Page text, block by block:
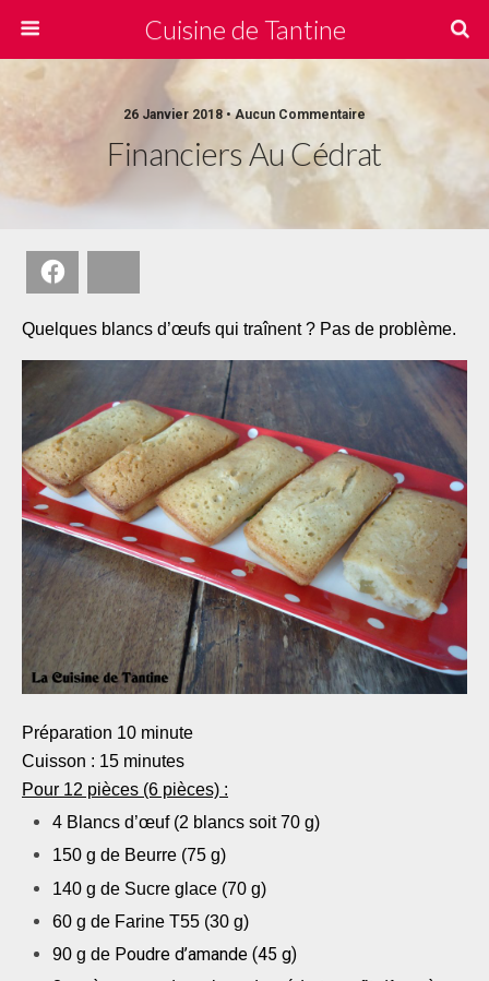
Cuisine de Tantine
26 Janvier 2018 • Aucun Commentaire
Financiers Au Cédrat
Quelques blancs d’œufs qui traînent ? Pas de problème.
Préparation 10 minute
Cuisson : 15 minutes
Pour 12 pièces (6 pièces) :
4 Blancsd’œuf (2 blancs soit 70 g)
150 g de Beurre (75 g)
140 g de Sucre glace (70 g)
60 g de Farine T55 (30 g)
90 g de Poudre d’amande (45 g)